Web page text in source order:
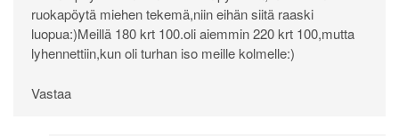
ruokapöytä miehen tekemä,niin eihän siitä raaski
luopua:)Meillä 180 krt 100.oli aiemmin 220 krt 100,mutta
lyhennettiin,kun oli turhan iso meille kolmelle:)
Vastaa